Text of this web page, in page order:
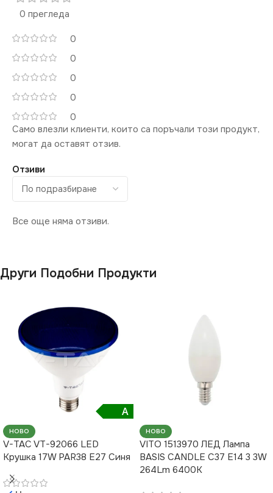
0 прегледа
0
0
0
0
0
Отзиви
Все още няма отзиви.
Само влезли клиенти, които са поръчали този продукт,
могат да оставят отзив.
Други Подобни Продукти
A
НОВО
V-TAC VT-92066 LED
Крушка 17W PAR38 E27 Синя
НОВО
VITO 1513970 ЛЕД Лампа
BASIS CANDLE C37 E14 3 3W
264Lm 6400K